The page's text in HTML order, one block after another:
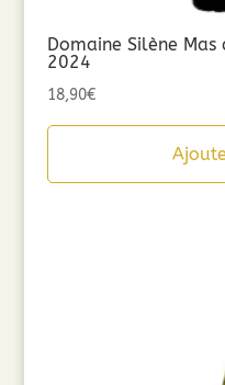
Domaine Silène
2024
18,90€